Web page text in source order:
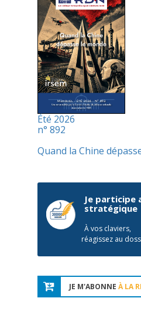
Été 2026
n° 892
Quand la Chine
Je participe
stratégique
À vos claviers,
réagissez au
JE M'ABONNE À LA